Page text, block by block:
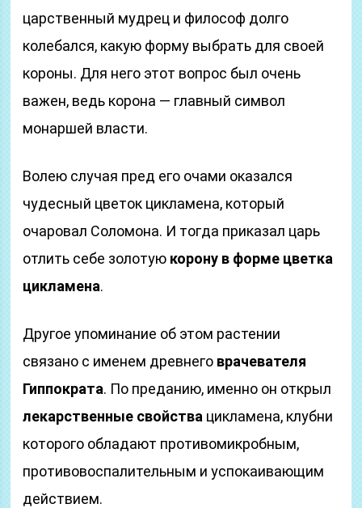
царственный мудрец и философ долго
колебался, какую форму выбрать для своей
короны. Для него этот вопрос был очень
важен, ведь корона — главный символ
монаршей власти.
Волею случая пред его очами оказался
чудесный цветок цикламена, который
очаровал Соломона. И тогда приказал царь
отлить себе золотую корону в форме цветка
цикламена.
Другое упоминание об этом растении
связано с именем древнего врачевателя
Гиппократа. По преданию, именно он открыл
лекарственные свойства цикламена, клубни
которого обладают противомикробным,
противовоспалительным и успокаивающим
действием.